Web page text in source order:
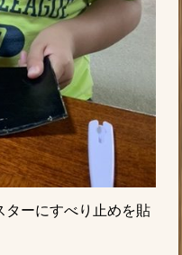
ターにすべり止めを貼